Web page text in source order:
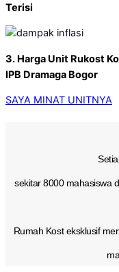
Terisi
3. Harga Unit Rukost
IPB Dramaga Bogor
SAYA MINAT UNITNYA
sekitar 8000 mahasiswa
Rumah Kost eksklusif